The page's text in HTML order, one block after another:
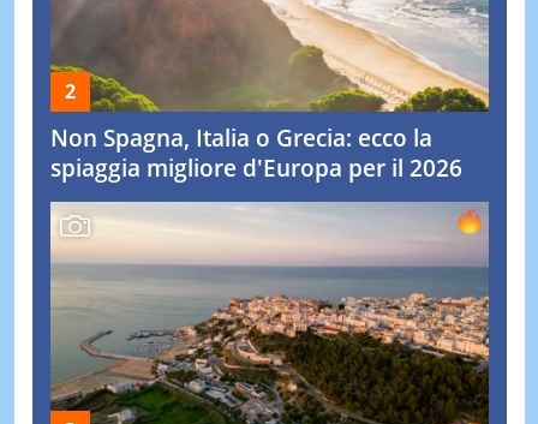
Non Spagna, Italia o Grecia: ecco la
spiaggia migliore d'Europa per il 2026